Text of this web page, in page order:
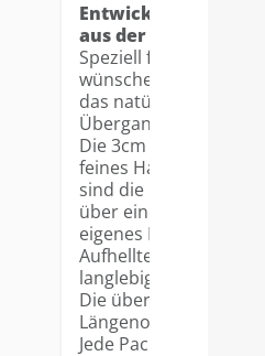
Entwickelt, um so
aus der Kopfhaut
Speziell für
wünschen, verfügt
das natürliche
Übergang und ein
Die 3cm breite
feines Haar mit
sind die Plus Tapes
über eine leichte
eigenes Haar gestylt,
Aufhelltechnologie
langlebiges Ergebnis.
Die überarbeitete
Längenoption, um
Jede Packung enthält